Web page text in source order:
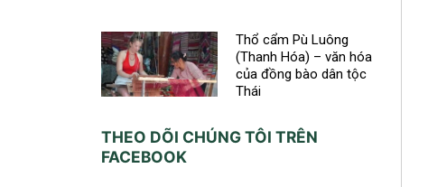
Thổ cẩm Pù Luông
(Thanh Hóa) – văn hóa
của đồng bào dân tộc
Thái
THEO DÕI CHÚNG TÔI TRÊN
FACEBOOK